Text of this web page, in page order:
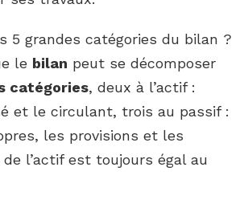
5 grandes catégories du bilan ?
le bilan peut se décomposer
catégories, deux à l’actif :
et le circulant, trois au passif :
les provisions et les
l’actif est toujours égal au